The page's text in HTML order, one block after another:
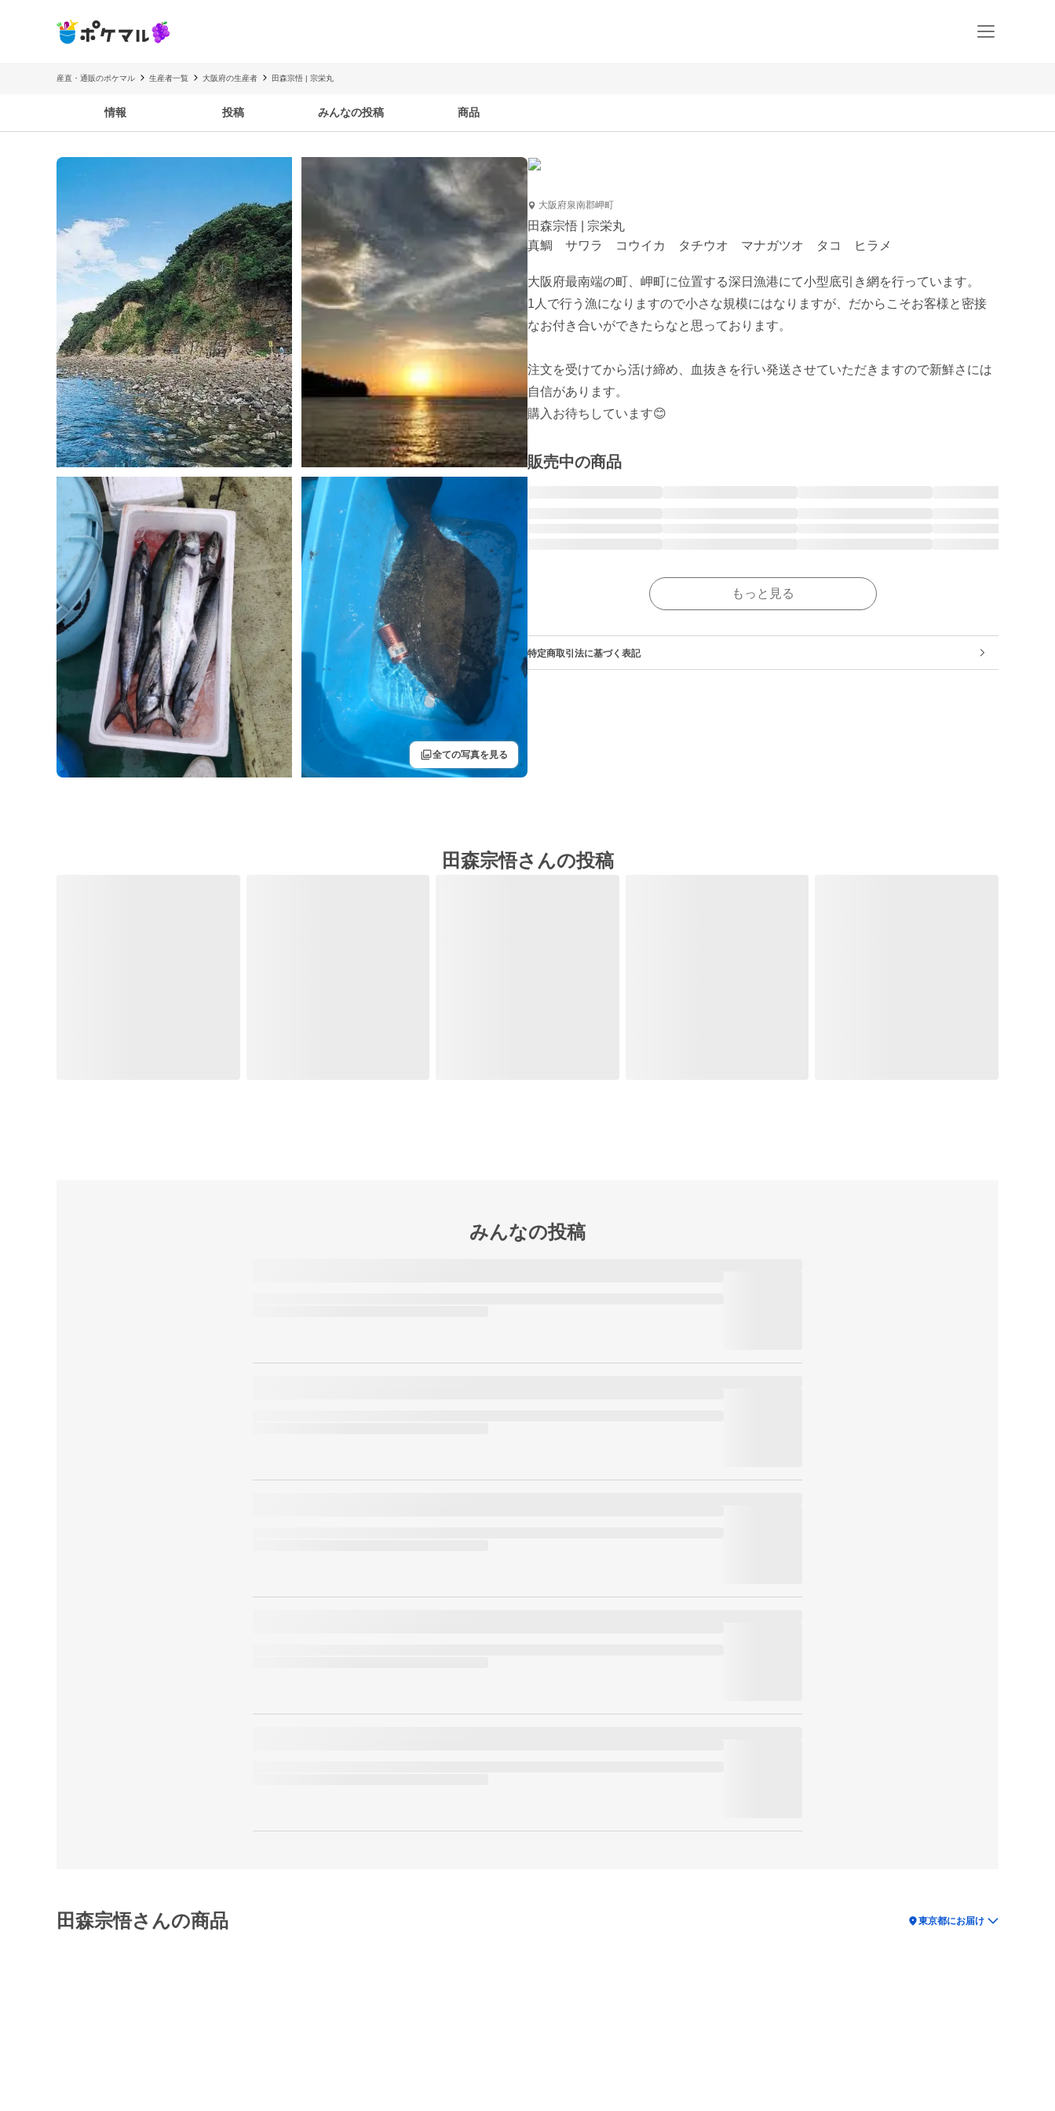
産直・通販のポケマル 生産者一覧 大阪府の生産者 田森宗悟 | 宗栄丸
情報 投稿 みんなの投稿 商品
filter全ての写真を見る
大阪府泉南郡岬町
田森宗悟 | 宗栄丸
真鯛 サワラ コウイカ タチウオ マナガツオ タコ ヒラメ
大阪府最南端の町、岬町に位置する深日漁港にて小型底引き網を行っています。
1人で行う漁になりますので小さな規模にはなりますが、だからこそお客様と密接
なお付き合いができたらなと思っております。
注文を受けてから活け締め、血抜きを行い発送させていただきますので新鮮さには
自信があります。
購入お待ちしています😊
販売中の商品
もっと見る
特定商取引法に基づく表記
田森宗悟さんの投稿
みんなの投稿
田森宗悟さんの商品 location_on東京都にお届け